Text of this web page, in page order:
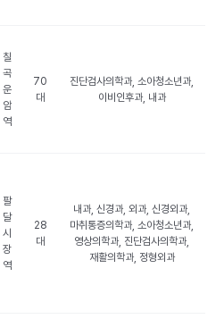
칠
곡
운
암
역
70
대
진단검사의학과, 소아청소년과,
이비인후과, 내과
팔
달
시
장
역
28
대
내과, 신경과, 외과, 신경외과,
마취통증의학과, 소아청소년과,
영상의학과, 진단검사의학과,
재활의학과, 정형외과